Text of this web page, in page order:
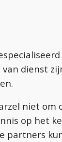
dienst
niet
op het
partners